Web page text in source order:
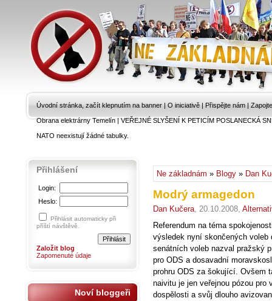
Úvodní stránka, začít klepnutím na banner | O iniciativě | Přispějte nám |
Obrana elektrárny Temelín|VEŘEJNÉ SLYŠENÍ K PETICÍM POSLANECKÁ
NATO neexistují žádné tabulky.
Ne základnám » Blogy » Dan
Modrý armagedon
Dan Kučera, 20.10.2008,
Referendum na téma
výsledek nyní skončených
senátních voleb nazval pražský
pro ODS a dosavadní
prohru ODS za šokující. Ovšem
naivitu je jen veřejnou pózou
dospělosti a svůj dlouho
Přihlášení
Login:
Heslo:
Přihlásit automaticky při
příští návštěvě.
Založit blog
Zapomenuté údaje
Noví bloggeři